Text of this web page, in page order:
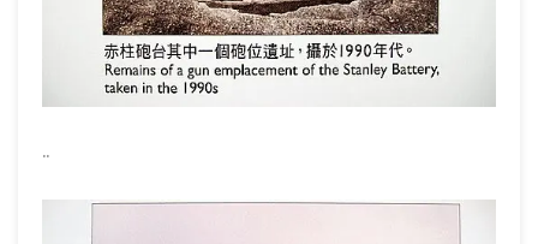
..